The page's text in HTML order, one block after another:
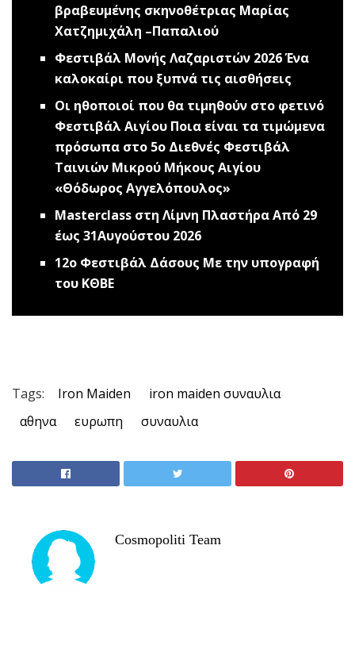
βραβευμένης σκηνοθέτριας Μαρίας
Χατζημιχάλη –Παπαλιού
Φεστιβάλ Μονής Λαζαριστών 2026Ένα
καλοκαίρι που ξυπνά τις αισθήσεις
Οι ηθοποιοί που θα τιμηθούν στο φετινό
Φεστιβάλ Αιγίου Ποια είναι τα τιμώμενα
πρόσωπα στο 5ο Διεθνές Φεστιβάλ
Ταινιών Μικρού Μήκους Αιγίου
«Θόδωρος Αγγελόπουλος»
Μasterclass στη Λίμνη ΠλαστήραΑπό 29
έως 31Αυγούστου 2026
12ο Φεστιβάλ Δάσους Με την υπογραφή
του ΚΘΒΕ
Tags: Iron Maiden
iron maiden συναυλια
αθηνα
ευρωπη συναυλια
Cosmopoliti Team